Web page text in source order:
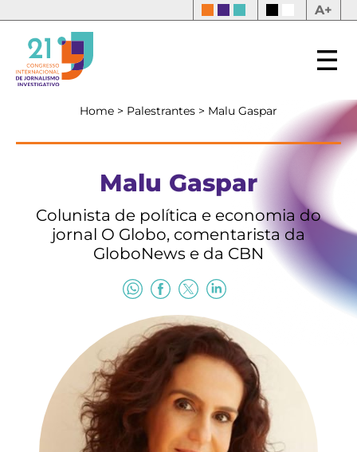
A+
Home > Palestrantes > Malu Gaspar
Malu Gaspar
Colunista de política e economia do
jornal O Globo, comentarista da
GloboNews e da CBN